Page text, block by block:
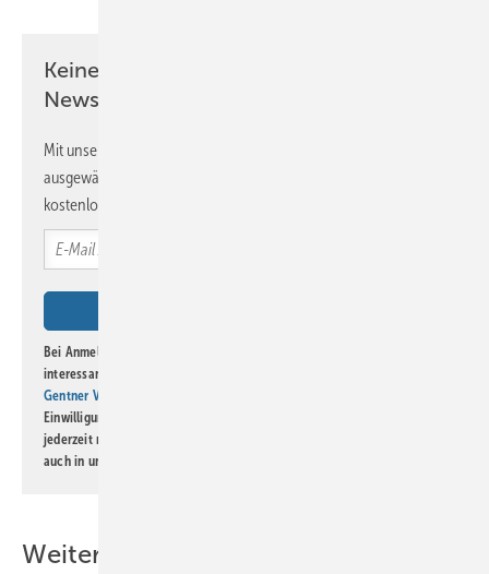
Keine Zeit? Kein Problem mit dem BM
Newsletter!
Mit unserem Newsletter erhalten Sie regelmäßig von uns
ausgewählte Informationen und Neuigkeiten, gebündelt und
kostenlos direkt ins Postfach.
Bei Anmeldung zu diesem Newsletter bin ich damit einverstanden, über
interessante Verlags- und Online-Angebote
Gentner Verlag GmbH & Co. KG
Einwilligung kann ich jederzeit widerrufen und eine Abmeldung ist
jederzeit möglich. Informationen zum Umgang mit Daten finden Sie
auch in unserer
Weitere Inhalte